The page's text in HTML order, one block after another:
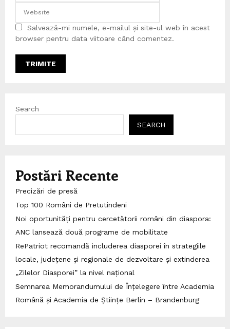
Salvează-mi numele, e-mailul și site-ul web în acest
browser pentru data viitoare când comentez.
Search
SEARCH
Postări Recente
Precizări de presă
Top 100 Români de Pretutindeni
Noi oportunități pentru cercetătorii români din diaspora:
ANC lansează două programe de mobilitate
RePatriot recomandă includerea diasporei în strategiile
locale, județene și regionale de dezvoltare și extinderea
„Zilelor Diasporei” la nivel național
Semnarea Memorandumului de Înțelegere între Academia
Română și Academia de Științe Berlin – Brandenburg